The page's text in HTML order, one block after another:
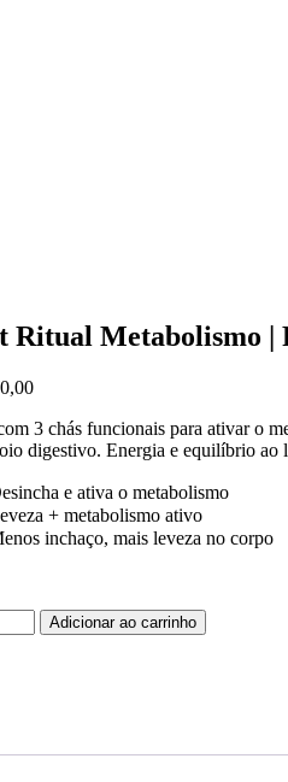
Ritual Metabolismo |
3 chás funcionais para ativar o
digestivo. Energia e equilíbrio ao
e ativa o metabolismo
+ metabolismo ativo
inchaço, mais leveza no corpo
Adicionar ao carrinho